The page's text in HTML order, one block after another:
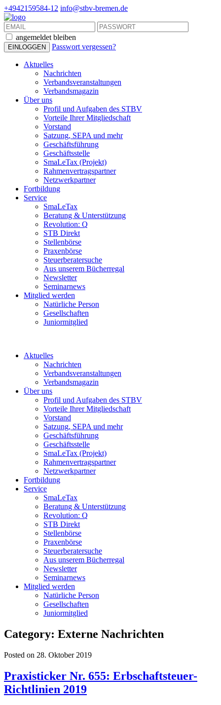
+4942159584-12 info@stbv-bremen.de
angemeldet bleiben
Passwort vergessen?
Aktuelles
Nachrichten
Verbandsveranstaltungen
Verbandsmagazin
Über uns
Profil und Aufgaben des STBV
Vorteile Ihrer Mitgliedschaft
Vorstand
Satzung, SEPA und mehr
Geschäftsführung
Geschäftsstelle
SmaLeTax (Projekt)
Rahmenvertragspartner
Netzwerkpartner
Fortbildung
Service
SmaLeTax
Beratung & Unterstützung
Revolution: Q
STB Direkt
Stellenbörse
Praxenbörse
Steuerberatersuche
Aus unserem Bücherregal
Newsletter
Seminarnews
Mitglied werden
Natürliche Person
Gesellschaften
Juniormitglied
Aktuelles
Nachrichten
Verbandsveranstaltungen
Verbandsmagazin
Über uns
Profil und Aufgaben des STBV
Vorteile Ihrer Mitgliedschaft
Vorstand
Satzung, SEPA und mehr
Geschäftsführung
Geschäftsstelle
SmaLeTax (Projekt)
Rahmenvertragspartner
Netzwerkpartner
Fortbildung
Service
SmaLeTax
Beratung & Unterstützung
Revolution: Q
STB Direkt
Stellenbörse
Praxenbörse
Steuerberatersuche
Aus unserem Bücherregal
Newsletter
Seminarnews
Mitglied werden
Natürliche Person
Gesellschaften
Juniormitglied
Category: Externe Nachrichten
Posted on 28. Oktober 2019
Praxisticker Nr. 655: Erbschaftsteuer-
Richtlinien 2019